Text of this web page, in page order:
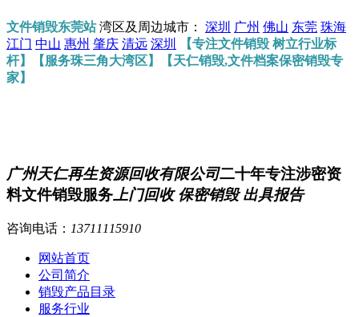
文件销毁东莞站湾区及周边城市： 深圳 广州 佛山 东莞 珠海
江门 中山 惠州 肇庆 清远 深圳
【专注文件销毁 树立行业标
杆】【服务珠三角大湾区】【天仁销毁,文件档案保密销毁专
家】
广州天仁再生资源回收有限公司二十年专注涉密资
料文件销毁服务 上门回收 保密销毁 出具报告
咨询电话： 13711115910
网站首页
公司简介
销毁产品目录
服务行业